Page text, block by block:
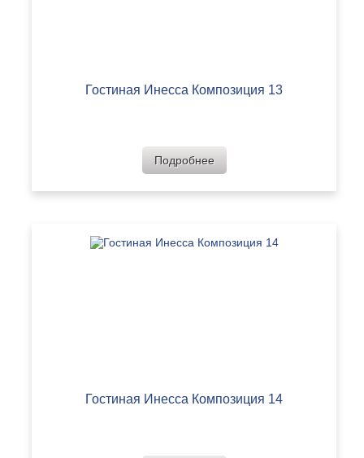
Гостиная Инесса Композиция 13
Подробнее
Гостиная Инесса Композиция 14